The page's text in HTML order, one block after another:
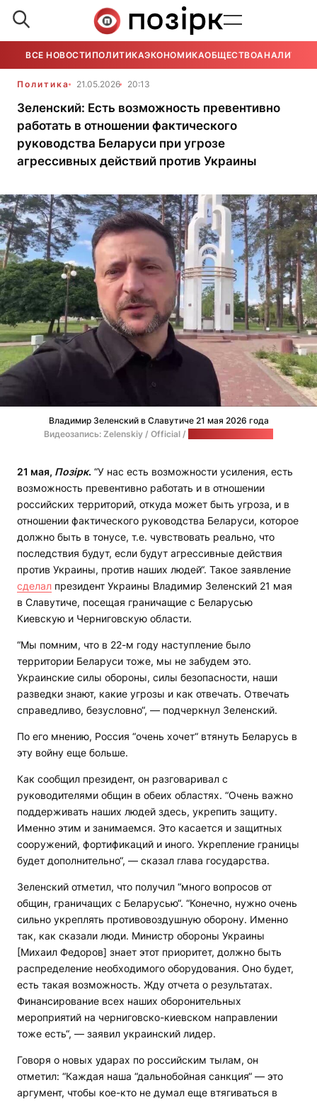
ВСЕ НОВОСТИ ПОЛИТИКАЭКОНОМИКАОБЩЕСТВОАНАЛИТИКА
Политика 21.05.2026 20:13
Зеленский: Есть возможность превентивно
работать в отношении фактического
руководства Беларуси при угрозе
агрессивных действий против Украины
Владимир Зеленский в Славутиче 21 мая 2026 года
Видеозапись: Zelenskiy / Official /
21 мая, Позірк. “У нас есть возможности усиления, есть
возможность превентивно работать и в отношении
российских территорий, откуда может быть угроза, и в
отношении фактического руководства Беларуси, которое
должно быть в тонусе, т.е. чувствовать реально, что
последствия будут, если будут агрессивные действия
против Украины, против наших людей“. Такое заявление
сделал президент Украины Владимир Зеленский 21 мая
в Славутиче, посещая граничащие с Беларусью
Киевскую и Черниговскую области.
“Мы помним, что в 22-м году наступление было
территории Беларуси тоже, мы не забудем это.
Украинские силы обороны, силы безопасности, наши
разведки знают, какие угрозы и как отвечать. Отвечать
справедливо, безусловно“, — подчеркнул Зеленский.
По его мнению, Россия “очень хочет“ втянуть Беларусь в
эту войну еще больше.
Как сообщил президент, он разговаривал с
руководителями общин в обеих областях. “Очень важно
поддерживать наших людей здесь, укрепить защиту.
Именно этим и занимаемся. Это касается и защитных
сооружений, фортификаций и иного. Укрепление границы
будет дополнительно“, — сказал глава государства.
Зеленский отметил, что получил “много вопросов от
общин, граничащих с Беларусью“. “Конечно, нужно очень
сильно укреплять противовоздушную оборону. Именно
так, как сказали люди. Министр обороны Украины
[Михаил Федоров] знает этот приоритет, должно быть
распределение необходимого оборудования. Оно будет,
есть такая возможность. Жду отчета о результатах.
Финансирование всех наших оборонительных
мероприятий на черниговско-киевском направлении
тоже есть“, — заявил украинский лидер.
Говоря о новых ударах по российским тылам, он
отметил: “Каждая наша “дальнобойная санкция“ — это
аргумент, чтобы кое-кто не думал еще втягиваться в